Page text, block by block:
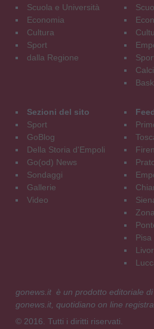
Scuola e Università
Economia
Cultura
Sport
dalla Regione
Sezioni del sito
Sport
GoBlog
Della Storia d'Empoli
Go(od) News
Sondaggi
Gallerie
Video
Pisa
gonews.it è un prodotto editoriale di
gonews.it, quotidiano on line
© 2016. Tutti i diritti riservati.